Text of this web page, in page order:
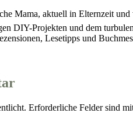
Mama, aktuell in Elternzeit
DIY-Projekten und dem
Lesetipps und
Erforderliche Felder sind